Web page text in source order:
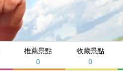
推薦景點
0
收藏景點
0